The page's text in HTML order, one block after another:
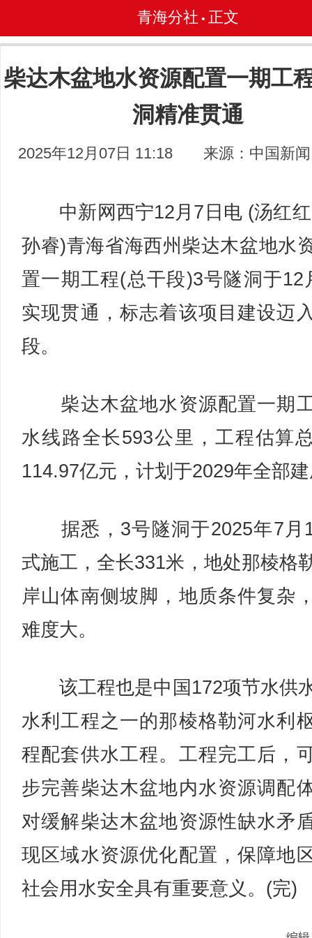
青海分社 • 正文
柴达木盆地水资源配置一期工
洞精准贯通
2025年12月07日 11:18 来源：中国新
中新网西宁12月7日电 (汤红红
孙睿)青海省海西州柴达木盆地水
置一期工程(总干段)3号隧洞于12
实现贯通，标志着该项目建设迈
段。
柴达木盆地水资源配置一期
水线路全长593公里，工程估算
114.97亿元，计划于2029年全部
据悉，3号隧洞于2025年7月
式施工，全长331米，地处那棱格
岸山体南侧坡脚，地质条件复杂
难度大。
该工程也是中国172项节水供
水利工程之一的那棱格勒河水利
程配套供水工程。工程完工后，
步完善柴达木盆地内水资源调配
对缓解柴达木盆地资源性缺水矛
现区域水资源优化配置，保障地
社会用水安全具有重要意义。(完)